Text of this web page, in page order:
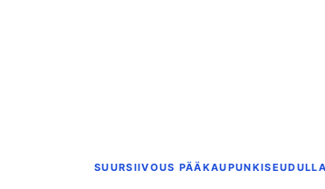
SUURSIIVOUS PÄÄKAUPUNKISEUDULLA